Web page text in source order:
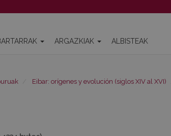
ARGAZKIAK ALBISTEAK
Eibar: orígenes y evolución (siglos XIV al XVI)